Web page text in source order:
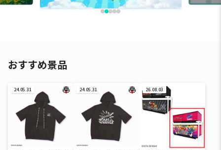
おすすめ景品
24.05.31 24.05.31 26.08.03